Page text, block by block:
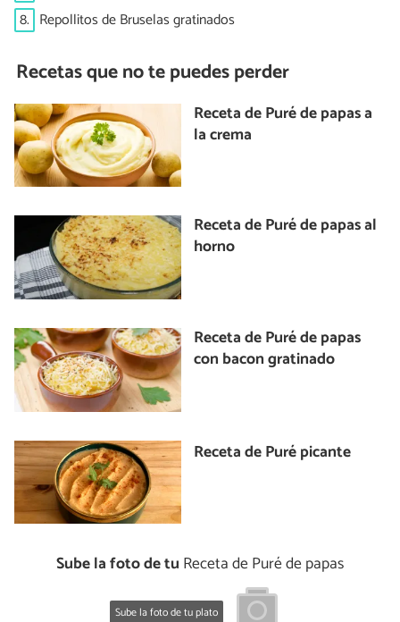
8. Repollitos de Bruselas gratinados
Recetas que no te puedes perder
Receta de Puré de papas a
la crema
Receta de Puré de papas al
horno
Receta de Puré de papas
con bacon gratinado
Receta de Puré picante
Sube la foto de tu Receta de Puré de papas
Sube la foto de tu plato